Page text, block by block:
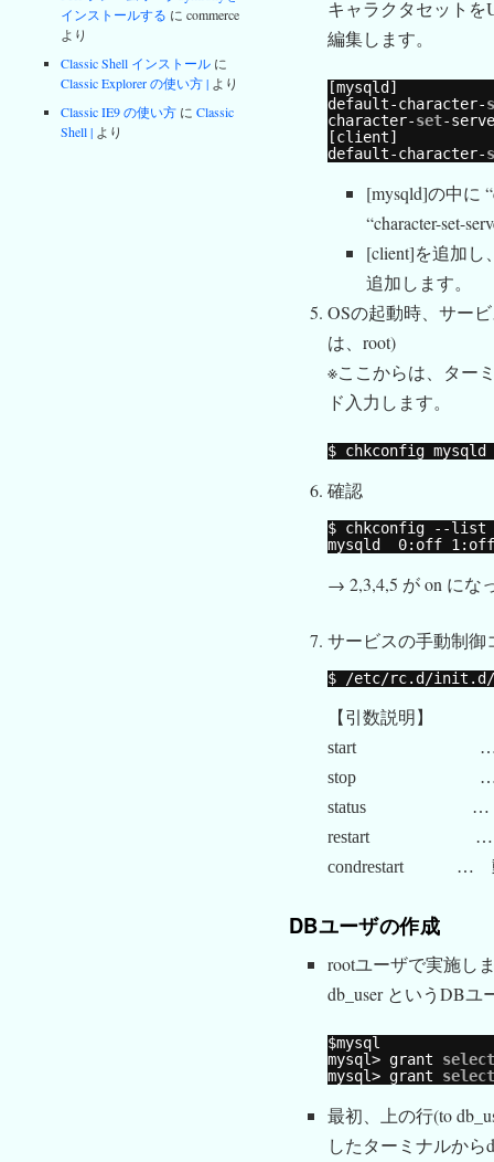
キャラクタセットを
編集します。
[mysqld]
default-character-
character-set-
[client]
default-character-
[mysqld]の中に
“character-set-
[client]を追加し
追加します。
OSの起動時、サー
は、root)
※ここからは、ター
ド入力します。
$ chkconfig mysqld
確認
$ chkconfig --list
mysqld  0:off
→ 2,3,4,5 が on にな
サービスの手動制御
$ /etc/rc.d /init .d
【引数説明】
start …
stop …
status … 実
restart … stop,
condrestart … 動
DBユーザの作成
rootユーザで実施し
db_user というDB
$mysql
mysql> grant select
mysql> grant select
最初、上の行(to
したターミナルから
インストールする に commerce
より
Classic Shell インストール に
Classic Explorer の使い方 | より
Classic IE9 の使い方 にClassic
Shell | より